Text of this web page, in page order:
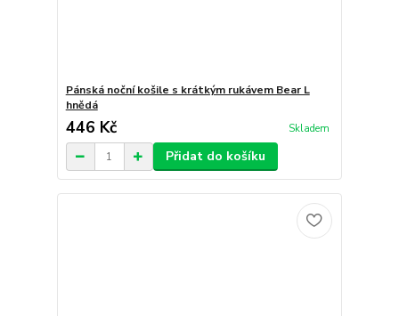
Pánská noční košile s krátkým rukávem Bear L
hnědá
446 Kč Skladem
Přidat do košíku